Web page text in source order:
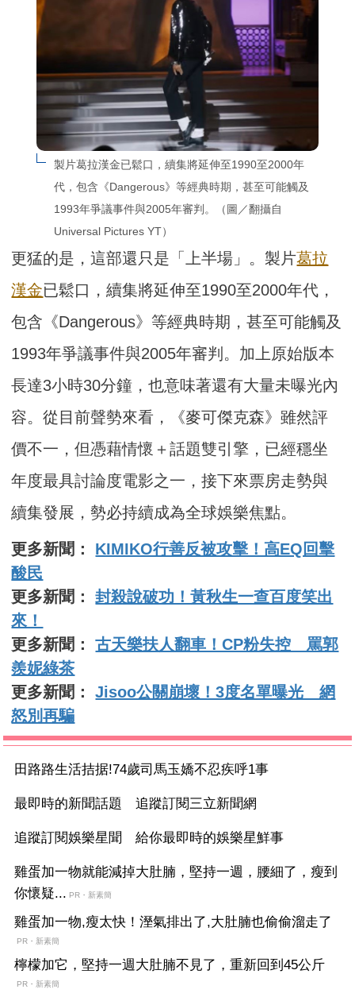
製片葛拉漢金已鬆口，續集將延伸至1990至2000年
代，包含《Dangerous》等經典時期，甚至可能觸及
1993年爭議事件與2005年審判。（圖／翻攝自
Universal Pictures YT）
更猛的是，這部還只是「上半場」。製片葛拉
漢金已鬆口，續集將延伸至1990至2000年代，
包含《Dangerous》等經典時期，甚至可能觸及
1993年爭議事件與2005年審判。加上原始版本
長達3小時30分鐘，也意味著還有大量未曝光內
容。從目前聲勢來看，《麥可傑克森》雖然評
價不一，但憑藉情懷＋話題雙引擎，已經穩坐
年度最具討論度電影之一，接下來票房走勢與
續集發展，勢必持續成為全球娛樂焦點。
更多新聞： KIMIKO行善反被攻擊！高EQ回擊
酸民
更多新聞：封殺說破功！黃秋生一查百度笑出
來！
更多新聞：古天樂扶人翻車！CP粉失控 罵郭
羨妮綠茶
更多新聞：Jisoo公關崩壞！3度名單曝光 網
怒別再騙
田路路生活拮据!74歲司馬玉嬌不忍疾呼1事
最即時的新聞話題 追蹤訂閱三立新聞網
追蹤訂閱娛樂星聞 給你最即時的娛樂星鮮事
雞蛋加一物就能減掉大肚腩，堅持一週，腰細了，瘦到
你懷疑... PR・新素簡
雞蛋加一物,瘦太快！溼氣排出了,大肚腩也偷偷溜走了
PR・新素簡
檸檬加它，堅持一週大肚腩不見了，重新回到45公斤
PR・新素簡